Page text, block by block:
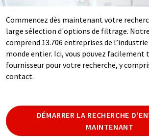
Commencez dès maintenant votre
large sélection d'options de filtrage. Notre
comprend 13.706 entreprises de
monde entier. Ici, vous pouvez facilement
fournisseur pour votre recherche, y
contact.
DÉMARRER LA RECHERCHE
MAINTENANT